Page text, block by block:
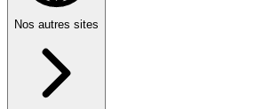
Nos autres sites